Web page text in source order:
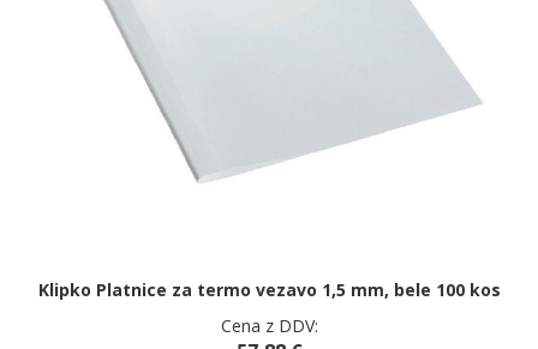
Klipko Platnice za termo vezavo 1,5 mm, bele 100 kos
Cena z DDV: